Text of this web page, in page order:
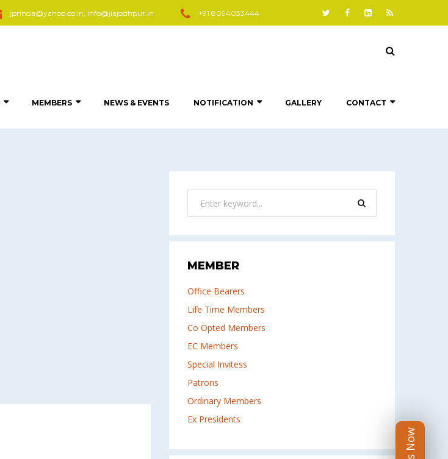
jprinda@yahoo.co.in, info@jiajodhpur.in +91 8094033444
MEMBERS NEWS & EVENTS NOTIFICATION GALLERY CONTACT
MEMBER
Office Bearers
Life Time Members
Co Opted Members
EC Members
Special Invitess
Patrons
Ordinary Members
Ex Presidents